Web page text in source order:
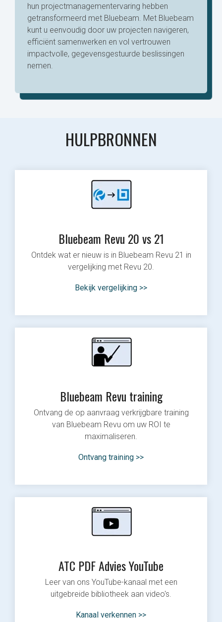
hun projectmanagementervaring hebben
getransformeerd met Bluebeam. Met Bluebeam
kunt u eenvoudig door uw projecten navigeren,
efficiënt samenwerken en vol vertrouwen
impactvolle, gegevensgestuurde beslissingen
nemen.
HULPBRONNEN
Bluebeam Revu 20 vs 21
Ontdek wat er nieuw is in Bluebeam Revu 21 in
vergelijking met Revu 20.
Bekijk vergelijking >>
Bluebeam Revu training
Ontvang de op aanvraag verkrijgbare training
van Bluebeam Revu om uw ROI te
maximaliseren.
Ontvang training >>
ATC PDF Advies YouTube
Leer van ons YouTube-kanaal met een
uitgebreide bibliotheek aan video's.
Kanaal verkennen >>